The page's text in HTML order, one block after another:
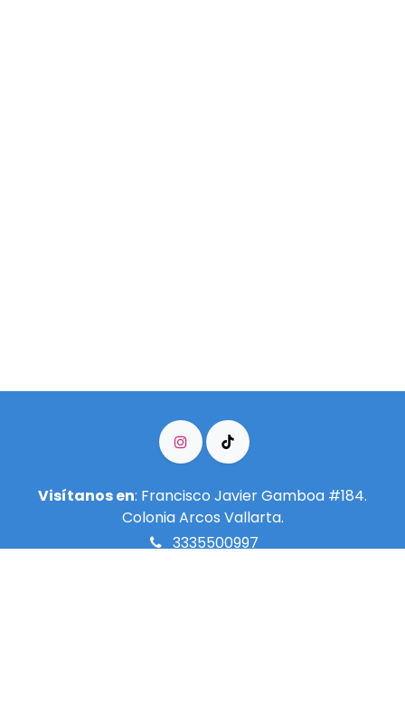
Visítanos en: Francisco Javier Gamboa #184.
Colonia Arcos Vallarta.
3335500997